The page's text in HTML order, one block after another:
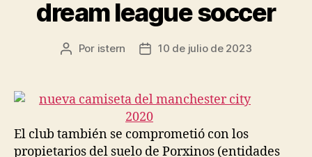
dream league soccer
Autor
entrada
Por istern
Fecha
entrada
10 de julio de 2023
El club también se comprometió con los
propietarios del suelo de Porxinos (entidades